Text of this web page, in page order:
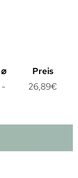
⌀
Preis
- 26,89€